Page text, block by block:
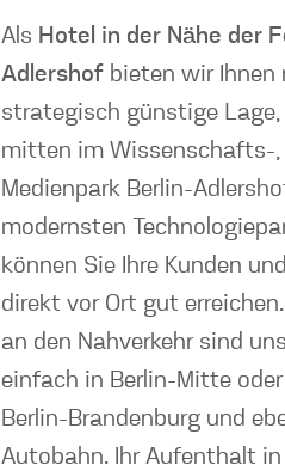
Als Hotel in der Nähe der
Adlershof bieten wir Ihnen
strategisch günstige
mitten im Wissenschafts-,
Medienpark Berlin-
modernsten
können Sie Ihre Kunden
direkt vor Ort gut
an den Nahverkehr sind
einfach in Berlin-Mitte
Berlin-Brandenburg und
Autobahn. Ihr Aufenthalt